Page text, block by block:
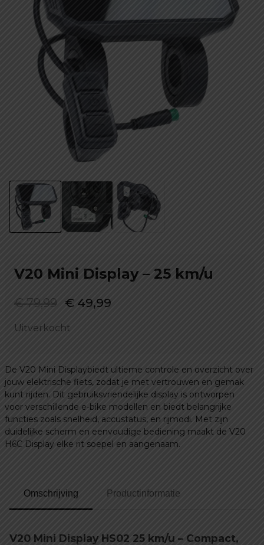
V20 Mini Display – 25 km/u
€79,99
Oorspronkelijke
€ 49,99
Uitverkocht
De V20 Mini Displaybiedt ultieme controle en overzicht over
jouw elektrische fiets, zodat je met vertrouwen en gemak
kunt rijden. Dit gebruiksvriendelijke display is ontworpen
voor verschillende e-bike modellen en biedt belangrijke
functies zoals snelheid, accustatus, en rijmodi. Met zijn
duidelijke scherm en eenvoudige bediening maakt de V20
H6C Display elke rit soepel en aangenaam.
Omschrijving Productinformatie
V20 Mini Display HS02 25 km/u – Compact,